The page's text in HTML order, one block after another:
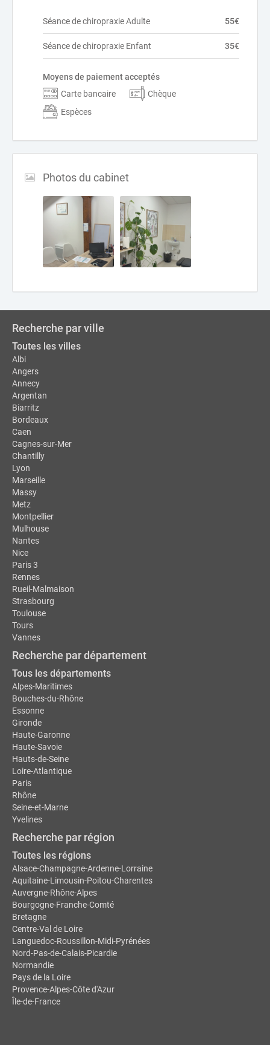
Séance de chiropraxie Adulte 55€
Séance de chiropraxie Enfant 35€
Moyens de paiement acceptés
Carte bancaire
Chèque
Espèces
Photos du cabinet
Recherche par ville
Toutes les villes
Albi
Angers
Annecy
Argentan
Biarritz
Bordeaux
Caen
Cagnes-sur-Mer
Chantilly
Lyon
Marseille
Massy
Metz
Montpellier
Mulhouse
Nantes
Nice
Paris 3
Rennes
Rueil-Malmaison
Strasbourg
Toulouse
Tours
Vannes
Recherche par département
Tous les départements
Alpes-Maritimes
Bouches-du-Rhône
Essonne
Gironde
Haute-Garonne
Haute-Savoie
Hauts-de-Seine
Loire-Atlantique
Paris
Rhône
Seine-et-Marne
Yvelines
Recherche par région
Toutes les régions
Alsace-Champagne-Ardenne-Lorraine
Aquitaine-Limousin-Poitou-Charentes
Auvergne-Rhône-Alpes
Bourgogne-Franche-Comté
Bretagne
Centre-Val de Loire
Languedoc-Roussillon-Midi-Pyrénées
Nord-Pas-de-Calais-Picardie
Normandie
Pays de la Loire
Provence-Alpes-Côte d'Azur
Île-de-France